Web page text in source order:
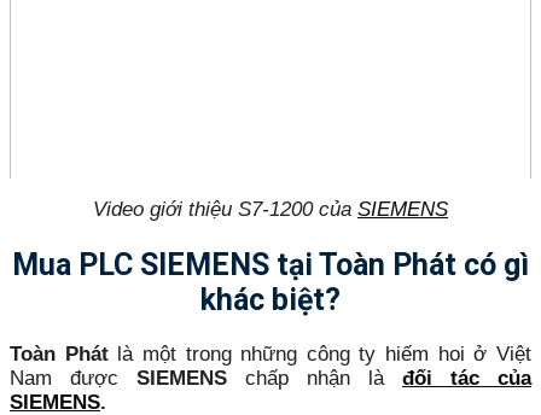
Video giới thiệu S7-1200 của SIEMENS
Mua PLC SIEMENS tại Toàn Phát có gì
khác biệt?
Toàn Phátlà một trong những công ty hiếm hoi ở Việt
Nam được SIEMENS chấp nhận là đối tác của
SIEMENS.